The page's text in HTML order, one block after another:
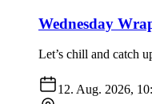
Wednesday
Let’s chill and catch
12. Aug. 2026,